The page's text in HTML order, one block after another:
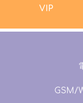
VIP
GSM/